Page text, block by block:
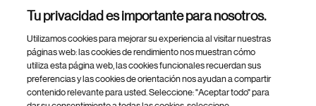
Footer Site Search
Tu privacidad es importante para nosotros.
Utilizamos cookies para mejorar su experiencia al visitar nuestras
páginas web: las cookies de rendimiento nos muestran cómo
utiliza esta página web, las cookies funcionales recuerdan sus
preferencias y las cookies de orientación nos ayudan a compartir
contenido relevante para usted. Seleccione: "Aceptar todo" para